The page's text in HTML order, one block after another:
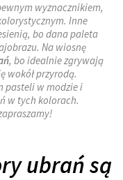
wyznacznikiem,
Inne
bo dana paleta
Na wiosnę
, bo idealnie zgrywają
wokół przyrodą.
pasteli w modzie i
w tych kolorach.
ubrań są